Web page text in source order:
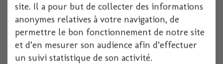
Polyfleur neutre 120mx80cm
site. Il a pour but de collecter des informations
anonymes relatives à votre navigation, de
permettre le bon fonctionnement de notre site
et d’en mesurer son audience afin d’effectuer
un suivi statistique de son activité.